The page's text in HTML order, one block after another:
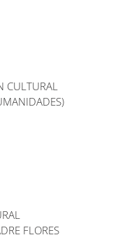
CULTURAL
FLORES